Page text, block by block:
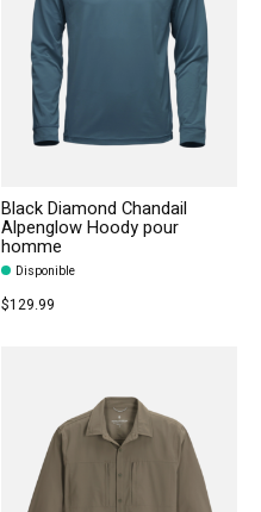
Black Diamond Chandail
Alpenglow Hoody pour
homme
Disponible
$129.99